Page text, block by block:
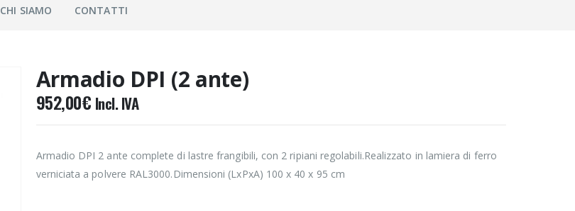
CHI SIAMO CONTATTI
Armadio DPI (2 ante)
952,00€ Incl. IVA
Armadio DPI 2 ante complete di lastre frangibili, con 2 ripiani regolabili.Realizzato in lamiera di ferro
verniciata a polvere RAL3000.Dimensioni (LxPxA) 100 x 40 x 95 cm